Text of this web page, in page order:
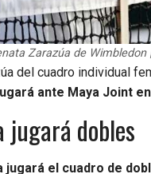
Zarazúa de Wimbledon
del cuadro individual
ante Maya Joint
jugará dobles
jugará el cuadro de